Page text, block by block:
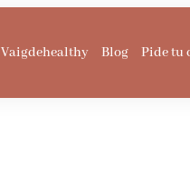
Vaigdehealthy Blog Pide tu